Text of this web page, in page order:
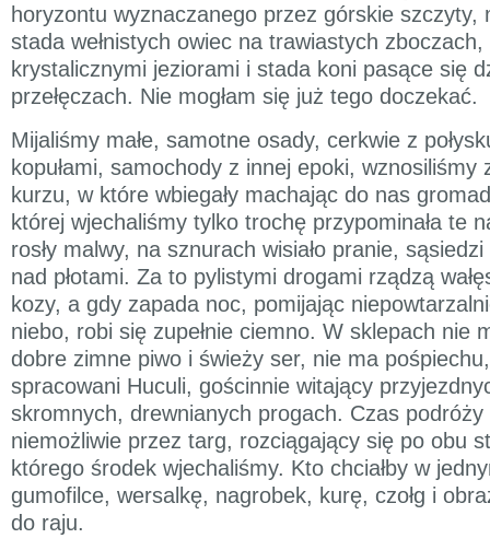
horyzontu wyznaczanego przez górskie szczyty,
stada wełnistych owiec na trawiastych zboczach,
krystalicznymi jeziorami i stada koni pasące się
przełęczach. Nie mogłam się już tego doczekać.
Mijaliśmy małe, samotne osady, cerkwie z
kopułami, samochody z innej epoki, wznosiliśmy
kurzu, w które wbiegały machając do nas
której wjechaliśmy tylko trochę przypominała te
rosły malwy, na sznurach wisiało pranie,
nad płotami. Za to pylistymi drogami rządzą
kozy, a gdy zapada noc, pomijając
niebo, robi się zupełnie ciemno. W sklepach nie
dobre zimne piwo i świeży ser, nie ma
spracowani Huculi, gościnnie witający
skromnych, drewnianych progach. Czas podróży
niemożliwie przez targ, rozciągający się po obu
którego środek wjechaliśmy. Kto chciałby w
gumofilce, wersalkę, nagrobek, kurę, czołg i
do raju.